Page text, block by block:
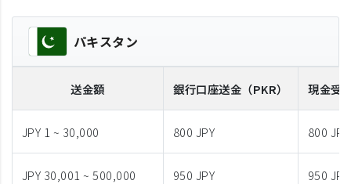
パキスタン
送金額 銀行口座送金 （PKR） 現金受
JPY 1 ~ 30,000 800 JPY 800 JPY
JPY 30,001 ~ 500,000 950 JPY 950 JPY